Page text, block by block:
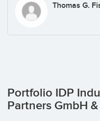
Thomas G.
Portfolio IDP
Partners GmbH &